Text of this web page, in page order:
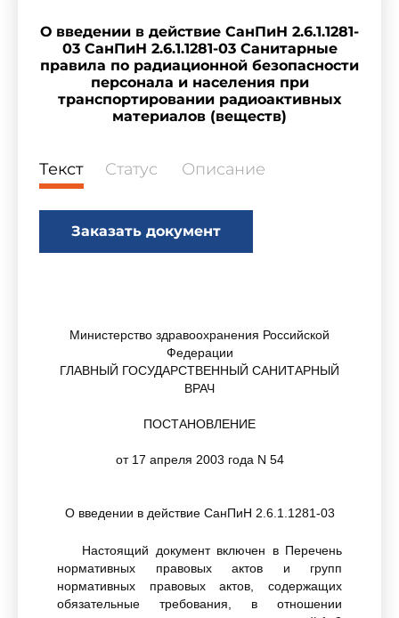
О введении в действие СанПиН 2.6.1.1281-
03 СанПиН 2.6.1.1281-03 Санитарные
правила по радиационной безопасности
персонала и населения при
транспортировании радиоактивных
материалов (веществ)
Текст Статус Описание
Заказать документ
Министерство здравоохранения Российской
Федерации
ГЛАВНЫЙ ГОСУДАРСТВЕННЫЙ САНИТАРНЫЙ
ВРАЧ
ПОСТАНОВЛЕНИЕ
от 17 апреля 2003 года N 54
О введении в действие СанПиН 2.6.1.1281-03
Настоящий документ включен в Перечень
нормативных правовых актов и групп
нормативных правовых актов, содержащих
обязательные требования, в отношении